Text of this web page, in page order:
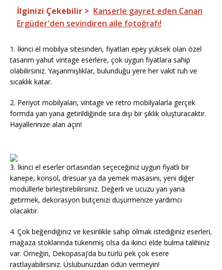
İlginizi Çekebilir > Kanserle gayret eden Canan
Ergüder'den sevindiren aile fotoğrafı!
1. İkinci el mobilya sitesinden, fiyatları epey yüksek olan özel
tasarım yahut vintage eserlere, çok uygun fiyatlara sahip
olabilirsiniz. Yaşanmışlıklar, bulunduğu yere her vakit ruh ve
sıcaklık katar.
2. Periyot mobilyaları, vintage ve retro mobilyalarla gerçek
formda yan yana getirildiğinde sıra dışı bir şıklık oluşturacaktır.
Hayallerinize alan açın!
3. İkinci el eserler ortasından seçeceğiniz uygun fiyatlı bir
kanepe, konsol, dresuar ya da yemek masasını, yeni diğer
modüllerle birleştirebilirsiniz. Değerli ve ucuzu yan yana
getirmek, dekorasyon bütçenizi düşürmenize yardımcı
olacaktır.
4. Çok beğendiğiniz ve kesinlikle sahip olmak istediğiniz eserleri,
mağaza stoklarında tükenmiş olsa da ikinci elde bulma talihiniz
var. Örneğin, Dekopasaj’da bu türlü pek çok esere
rastlayabilirsiniz. Üslubunuzdan ödün vermeyin!